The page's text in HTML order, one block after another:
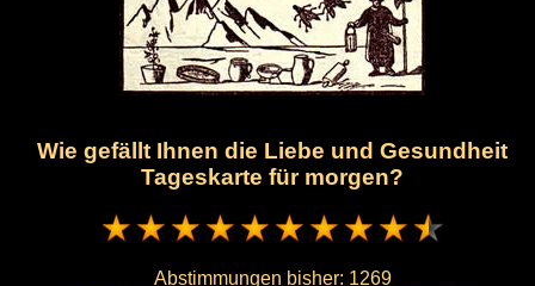
Wie gefällt Ihnen die Liebe und Gesundheit
Tageskarte für morgen?
Abstimmungen bisher: 1269